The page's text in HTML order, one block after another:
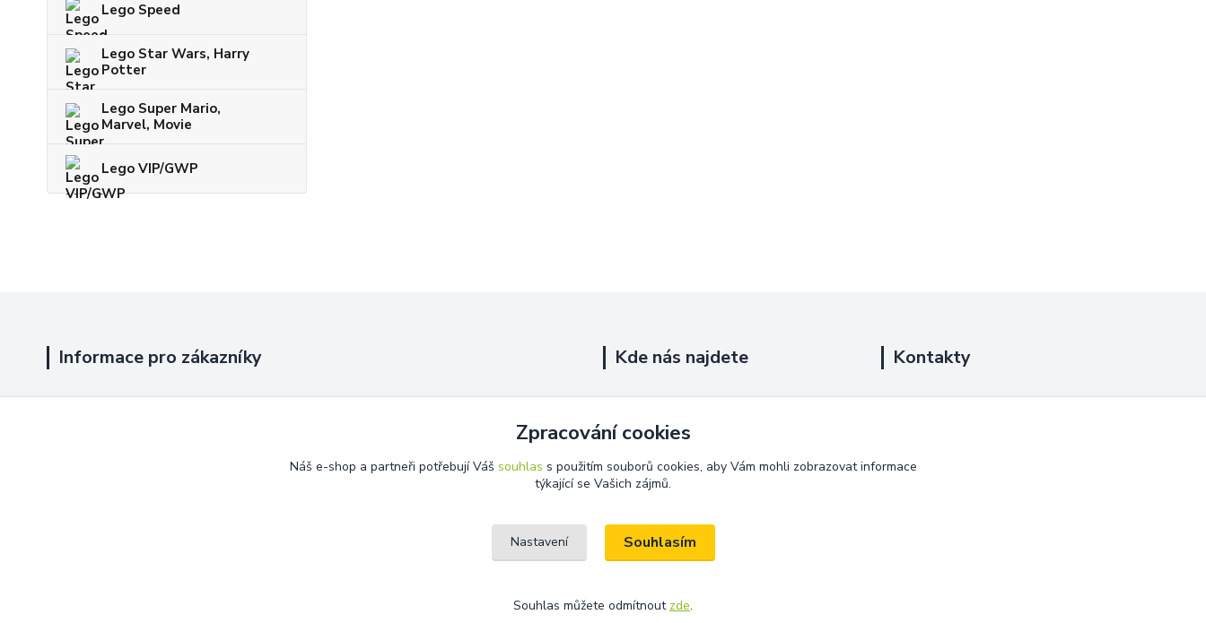
Lego Speed
Lego Star Wars, Harry
Potter
Lego Super Mario,
Marvel, Movie
Lego VIP/GWP
Informace pro zákazníky Kde nás najdete
Říčany, 251 01
Na této adrese není prodejna.
Kontakty
+420 725 889 873
info@duplarna.cz
Zpracování cookies
Náš e-shop a partneři potřebují Váš souhlas s použitím souborů cookies, aby Vám mohli zobrazovat informace
týkající se Vašich zájmů.
Nastavení Souhlasím
Souhlas můžete odmítnout zde.